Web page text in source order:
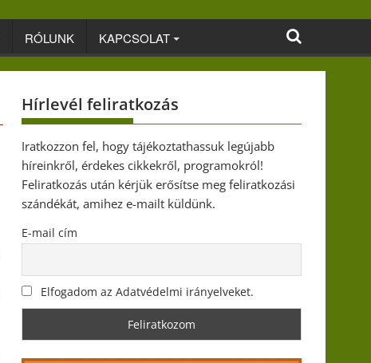
RÓLUNK KAPCSOLAT
Hírlevél feliratkozás
Iratkozzon fel, hogy tájékoztathassuk legújabb
híreinkről, érdekes cikkekről, programokról!
Feliratkozás után kérjük erősítse meg feliratkozási
szándékát, amihez e-mailt küldünk.
E-mail cím
Elfogadom az Adatvédelmi irányelveket.